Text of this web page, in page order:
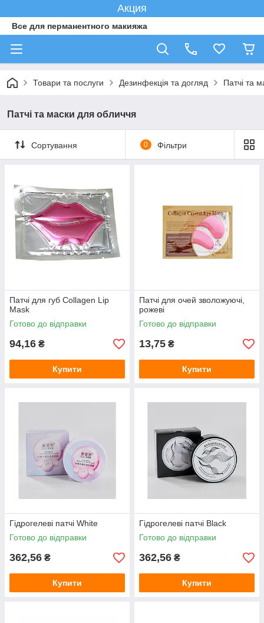
Акция
Все для перманентного макияжа
Товари та послуги Дезинфекція та догляд Патчі та
Патчі та маски для обличчя
Сортування 0 Фільтри
Патчі для губ Collagen Lip
Mask
Готово до відправки
94,16 ₴
Купити
Патчі для очей зволожуючі,
рожеві
Готово до відправки
13,75 ₴
Купити
Гідрогелеві патчі White
Готово до відправки
362,56 ₴
Купити
Гідрогелеві патчі Black
Готово до відправки
362,56 ₴
Купити